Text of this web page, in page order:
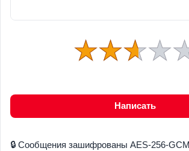
Написать
🔒 Сообщения зашифрованы AES-256-GCM